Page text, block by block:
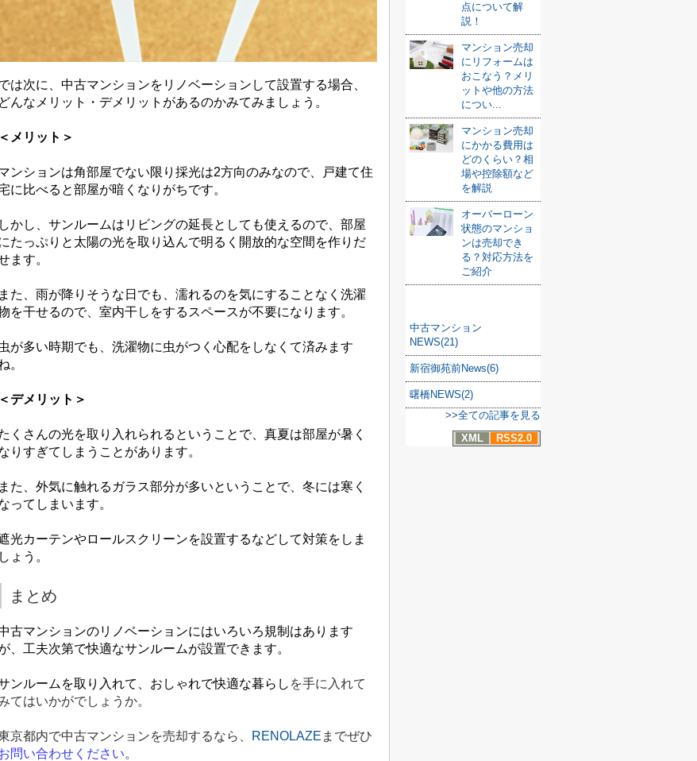
は次に、中古マンションをリノベーションして設置する場合、
どんなメリット・デメリットがあるのかみてみましょう。
＜メリット＞
ンションは角部屋でない限り採光は2方向のみなので、戸建て住
に比べると部屋が暗くなりがちです。
しかし、サンルームはリビングの延長としても使えるので、部屋
たっぷりと太陽の光を取り込んで明るく開放的な空間を作りだ
ます。
また、雨が降りそうな日でも、濡れるのを気にすることなく洗濯
を干せるので、室内干しをするスペースが不要になります。
が多い時期でも、洗濯物に虫がつく心配をしなくて済みます
。
＜デメリット＞
くさんの光を取り入れられるということで、真夏は部屋が暑く
りすぎてしまうことがあります。
また、外気に触れるガラス部分が多いということで、冬には寒く
ってしまいます。
光カーテンやロールスクリーンを設置するなどして対策をしま
しょう。
まとめ
古マンションのリノベーションにはいろいろ規制はあります
、工夫次第で快適なサンルームが設置できます。
ンルームを取り入れて、おしゃれで快適な暮らし を手に入れて
てはいかがでしょうか。
京都内で中古マンションを売却するなら、 RENOLAZE までぜひ
問い合わせください。
点について解
説！
マンション売却
にリフォームは
おこなう？メリ
ットや他の方法
につい...
マンション売却
にかかる費用は
どのくらい？相
場や控除額など
を解説
オーバーローン
状態のマンショ
ンは売却でき
る？対応方法を
ご紹介
中古マンション
NEWS(21)
新宿御苑前News(6)
曙橋NEWS(2)
>>全ての記事を見る
XML
RSS2.0